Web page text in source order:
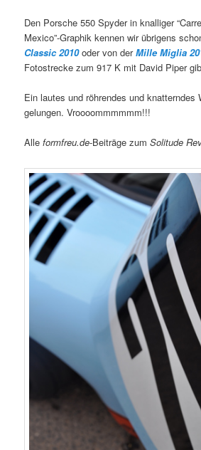
Den Porsche 550 Spyder in knalliger
Mexico”-Graphik kennen wir übrigens
Classic 2010oder von derMille Miglia
Fotostrecke zum 917 K mit David Piper
Ein lautes und röhrendes und knatterndes
gelungen. Vroooommmmmm!!!
Alleformfreu.de-Beiträge zumSolitude